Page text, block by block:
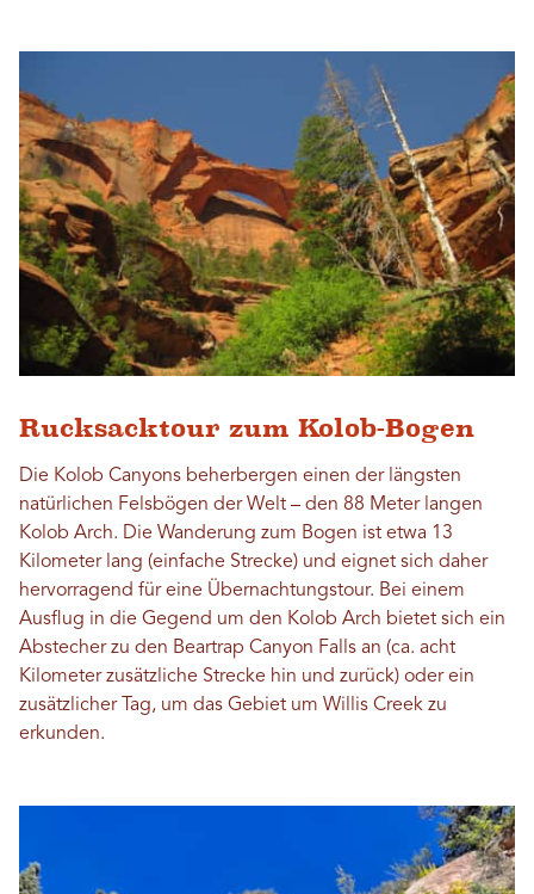
Rucksacktour zum Kolob-Bogen
Die Kolob Canyons beherbergen einen der längsten
natürlichen Felsbögen der Welt – den 88 Meter langen
Kolob Arch. Die Wanderung zum Bogen ist etwa 13
Kilometer lang (einfache Strecke) und eignet sich daher
hervorragend für eine Übernachtungstour. Bei einem
Ausflug in die Gegend um den Kolob Arch bietet sich ein
Abstecher zu den Beartrap Canyon Falls an (ca. acht
Kilometer zusätzliche Strecke hin und zurück) oder ein
zusätzlicher Tag, um das Gebiet um Willis Creek zu
erkunden.